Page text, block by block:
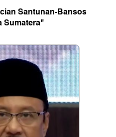
Santunan-Bansos
Sumatera"